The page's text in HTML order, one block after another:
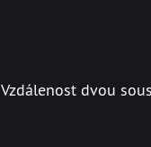
Vzdálenost dvou